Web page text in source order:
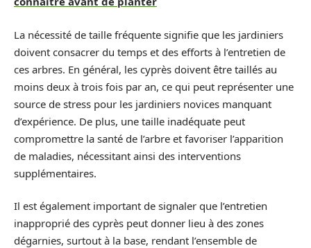
La nécessité de taille fréquente signifie que les jardiniers
doivent consacrer du temps et des efforts à l’entretien de
ces arbres. En général, les cyprès doivent être taillés au
moins deux à trois fois par an, ce qui peut représenter une
source de stress pour les jardiniers novices manquant
d’expérience. De plus, une taille inadéquate peut
compromettre la santé de l’arbre et favoriser l’apparition
de maladies, nécessitant ainsi des interventions
supplémentaires.
Il est également important de signaler que l’entretien
inapproprié des cyprès peut donner lieu à des zones
dégarnies, surtout à la base, rendant l’ensemble de